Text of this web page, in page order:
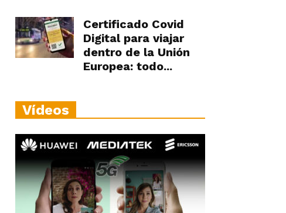
Certificado Covid
Digital para viajar
dentro de la Unión
Europea: todo...
Vídeos